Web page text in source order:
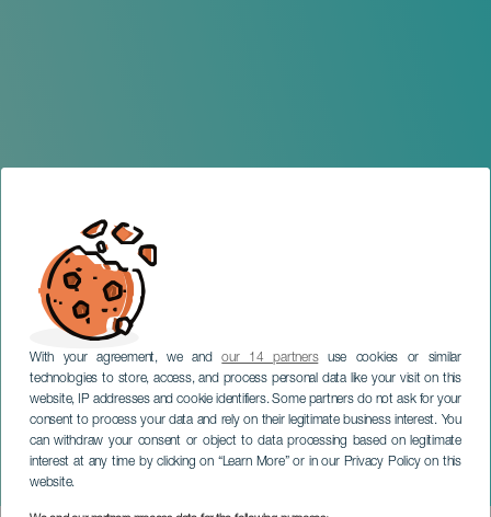
With your agreement, we andour 14 partnersuse cookies or similar
technologies to store, access, and process personal data like your visit on this
website, IP addresses and cookie identifiers. Some partners do not ask for your
consent to process your data and rely on their legitimate business interest. You
can withdraw your consent or object to data processing based on legitimate
interest at any time by clicking on “Learn More” or in our Privacy Policy on this
website.
Meteorregn Geminider:
Tenerife
TENERIFE